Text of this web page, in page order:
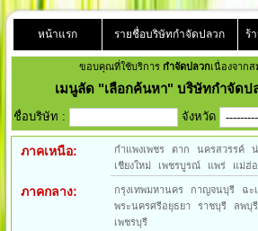
หน้าแรก รายชื่อบริษัทกำจัดปลวก ร้
ขอบคุณที่ใช้บริการ กำจัดปลวกเนื่องจาก
เมนูลัด "เลือกค้นหา" บริษัทกำจัดป
ชื่อบริษัท : จังหวัด
ภาคเหนือ: กำแพงเพชร ตาก นครสวรรค์
เชียงใหม่
เพชรบูรณ์ แพร่ แม่ฮ่
ภาคกลาง: กรุงเทพมหานคร กาญจนบุรี ฉะ
พระนครศรีอยุธยา
ราชบุรี ลพบุรี
เพชรบุรี